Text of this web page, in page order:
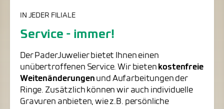
IN JEDER FILIALE
Service - immer!
Der PaderJuwelier bietet Ihnen einen
unübertroffenen Service. Wir bieten kostenfreie
Weitenänderungen und Aufarbeitungen der
Ringe. Zusätzlich können wir auch individuelle
Gravuren anbieten, wie z.B. persönliche